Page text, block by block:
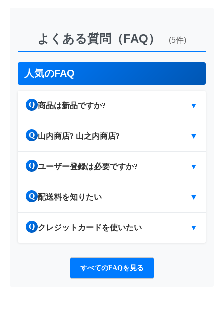
よくある質問（FAQ） (5件)
人気のFAQ
Q 商品は新品ですか? ▼
Q 山内商店? 山之内商店? ▼
Q ユーザー登録は必要ですか? ▼
Q 配送料を知りたい ▼
Q クレジットカードを使いたい ▼
すべてのFAQを見る